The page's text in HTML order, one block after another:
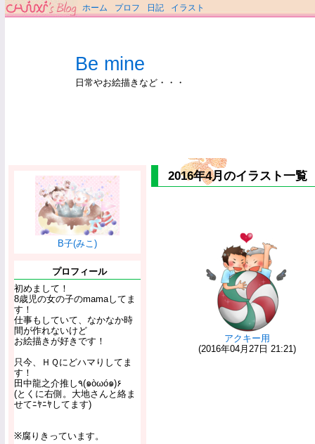
ホーム プロフ 日記 イラスト
Be mine
日常やお絵描きなど・・・
B子(みこ)
プロフィール
初めまして！
8歳児の女の子のmamaしてま
す！
仕事もしていて、なかなか時
間が作れないけど
お絵描きが好きです！
只今、ＨＱにどハマりしてま
す！
田中龍之介推し٩(๑òωó๑)۶
(とくに右側。大地さんと絡ま
せてﾆﾔﾆﾔしてます)
※腐りきっています。
2016年4月のイラスト一覧
アクキー用
(2016年04月27日 21:21)